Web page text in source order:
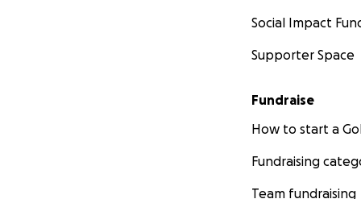
Social Impact
Supporter Space
Fundraise
How to start a
Fundraising
Team fundraising